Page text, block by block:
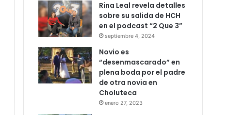
Rina Leal revela detalles
sobre su salida de HCH
en el podcast “2 Que 3”
septiembre 4, 2024
Novio es
“desenmascarado” en
plena boda por el padre
de otra novia en
Choluteca
enero 27, 2023